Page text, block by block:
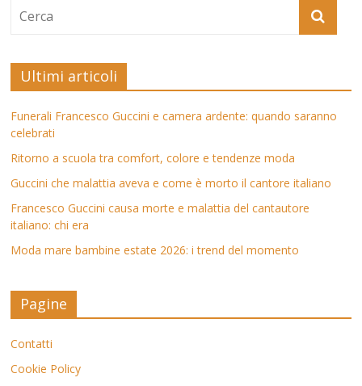
Ultimi articoli
Funerali Francesco Guccini e camera ardente: quando saranno
celebrati
Ritorno a scuola tra comfort, colore e tendenze moda
Guccini che malattia aveva e come è morto il cantore italiano
Francesco Guccini causa morte e malattia del cantautore
italiano: chi era
Moda mare bambine estate 2026: i trend del momento
Pagine
Contatti
Cookie Policy